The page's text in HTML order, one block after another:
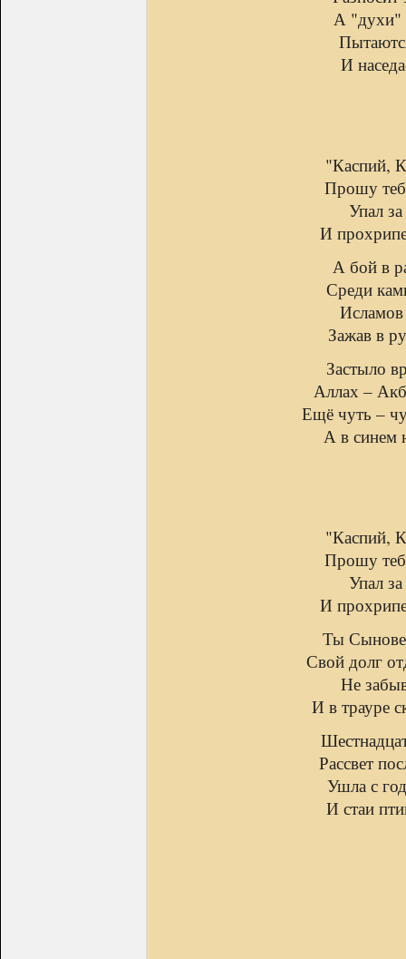
А "духи"
И
"Каспий,
Прошу
Упал
И
А бой в
Среди
Зажав в
Застыло
Аллах –
Ещё чуть –
А в синем
"Каспий,
Прошу
Упал
И
Ты
Свой долг
Не
И в трауре
Рассвет
Ушла с
И стаи